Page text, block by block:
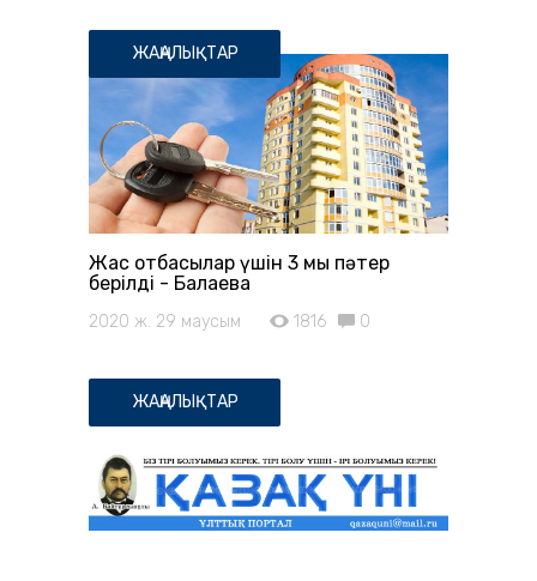
ЖАҢАЛЫҚТАР
Жас отбасылар үшін 3 мың пәтер
берілді - Балаева
2020 ж. 29 маусым 1816 0
ЖАҢАЛЫҚТАР